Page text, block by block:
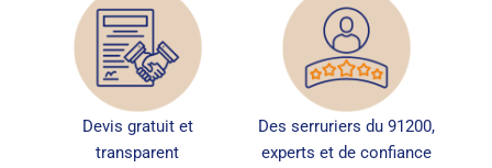
Devis gratuit et
transparent
Des serruriers du 91200,
experts et de confiance